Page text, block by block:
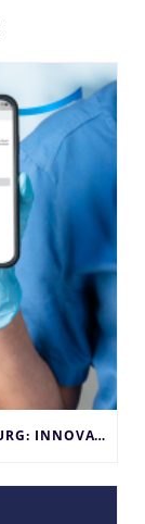
TI-MESSENGER MODELLREGION WÜRZBURG: INNOVATION FÜR DAS GESUNDHEITSWESEN